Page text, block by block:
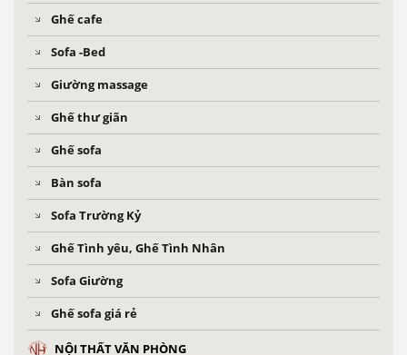
Ghế cafe
Sofa -Bed
Giường massage
Ghế thư giãn
Ghế sofa
Bàn sofa
Sofa Trường Kỷ
Ghế Tình yêu, Ghế Tình Nhân
Sofa Giường
Ghế sofa giá rẻ
NỘI THẤT VĂN PHÒNG